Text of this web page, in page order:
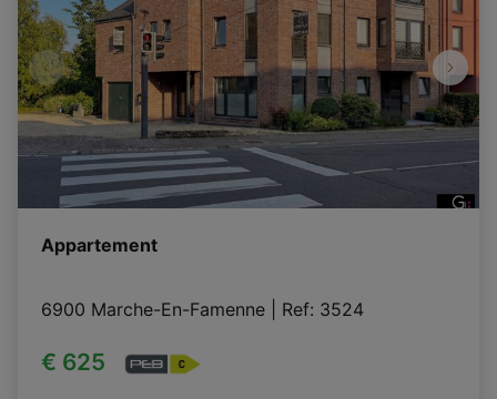
Appartement
6900 Marche-En-Famenne Ref: 3524
€ 625